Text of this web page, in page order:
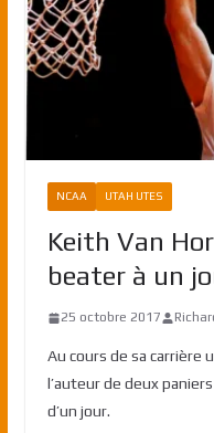
NCAA UTAH UTES
Keith Van
beater à un
25 octobre 2017
Au cours de sa carrière
l’auteur de deux
d’un jour.